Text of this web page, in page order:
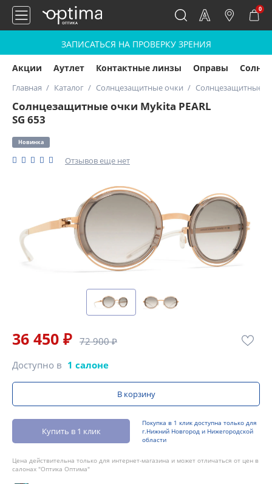
0
ЗАПИСАТЬСЯ НА ПРОВЕРКУ ЗРЕНИЯ
Акции Аутлет Контактные линзы Оправы
Главная Каталог Солнцезащитные очки Солнцезащитные
Солнцезащитные очки Mykita PEARL
SG 653
Новинка
Отзывов еще нет
36 450 ₽ 72 900 ₽
Доступно в 1 салоне
В корзину
Купить в 1 клик
Покупка в 1 клик доступна только для
г.Нижний Новгород и Нижегородской
области
Цена действительна только для интернет-магазина и может отличаться от цен в
салонах "Оптика Оптима"